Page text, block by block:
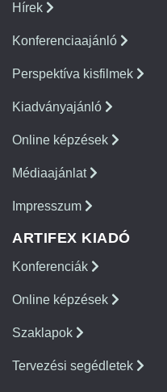
Hírek
Konferenciaajánló
Perspektíva kisfilmek
Kiadványajánló
Online képzések
Médiaajánlat
Impresszum
ARTIFEX KIADÓ
Konferenciák
Online képzések
Szaklapok
Tervezési segédletek